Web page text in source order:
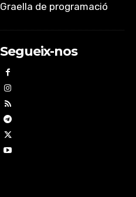
Graella de programació
Segueix-nos